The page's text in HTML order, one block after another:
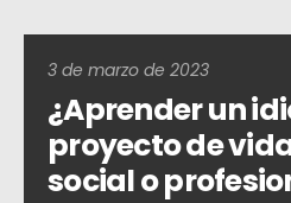
3 de marzo de 2023
¿Aprender un
proyecto de
social o